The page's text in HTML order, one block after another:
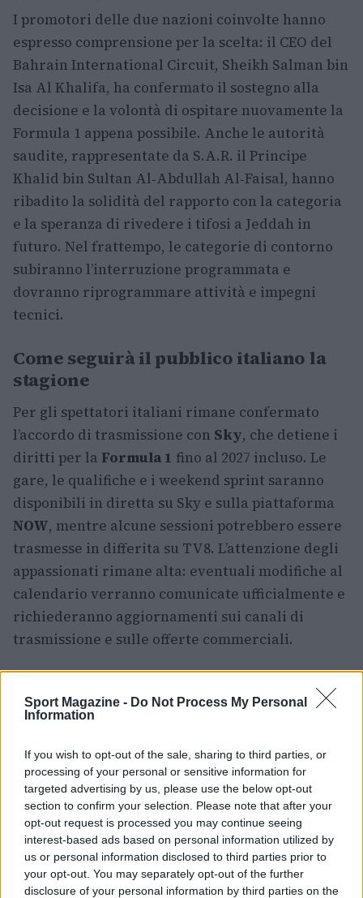
Sport Magazine - Do Not Process My Personal
Information
If you wish to opt-out of the sale, sharing to third parties, or
processing of your personal or sensitive information for
targeted advertising by us, please use the below opt-out
section to confirm your selection. Please note that after your
opt-out request is processed you may continue seeing
interest-based ads based on personal information utilized by
us or personal information disclosed to third parties prior to
your opt-out. You may separately opt-out of the further
disclosure of your personal information by third parties on the
I promotori delle due nazioni coinvolte hanno
espresso comprensione per la scelta: il CEO del
Bahrain International Circuit, Sheikh Salman bin
Isa Al Khalifa, ha confermato il sostegno alla
decisione e la volontà di ospitare nuovamente la
Formula 1 appena possibile. Anche le autorità
saudite, rappresentate da S.A.R. il Principe
Khalid bin Sultan Al‑Abdullah Al‑Faisal, hanno
ribadito la solidità del rapporto con la categoria
e la speranza di rivedere i tifosi a Jeddah in
futuro. Nel frattempo, le categorie di contorno
subiranno l’interruzione programmata e
dovranno riprogrammare attività e impegni
tecnici.
Come seguirà il pubblico italiano la
stagione
Per gli spettatori italiani rimane confermato
l’accordo di trasmissione con Sky, che detiene i
diritti per la Formula 1 fino al 2027 incluso. Le
gare, le qualifiche e i weekend sprint saranno
disponibili in diretta su Sky e sulla piattaforma
NOW, mentre alcune sessioni potrebbero essere
trasmesse in differita su TV8. L’attenzione degli
appassionati rimane alta: eventuali modifiche al
calendario verranno comunicate ufficialmente e
richiederanno aggiornamenti sui canali di
trasmissione e sulle offerte commerciali.